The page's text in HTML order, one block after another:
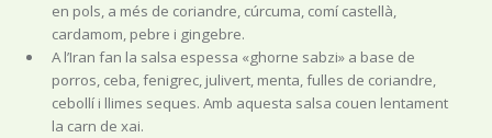
en pols, a més de coriandre, cúrcuma, comí castellà,
cardamom, pebre i gingebre.
A l’Iran fan la salsa espessa «ghorne sabzi» a base de
porros, ceba, fenigrec, julivert, menta, fulles de coriandre,
cebollí i llimes seques. Amb aquesta salsa couen lentament
la carn de xai.